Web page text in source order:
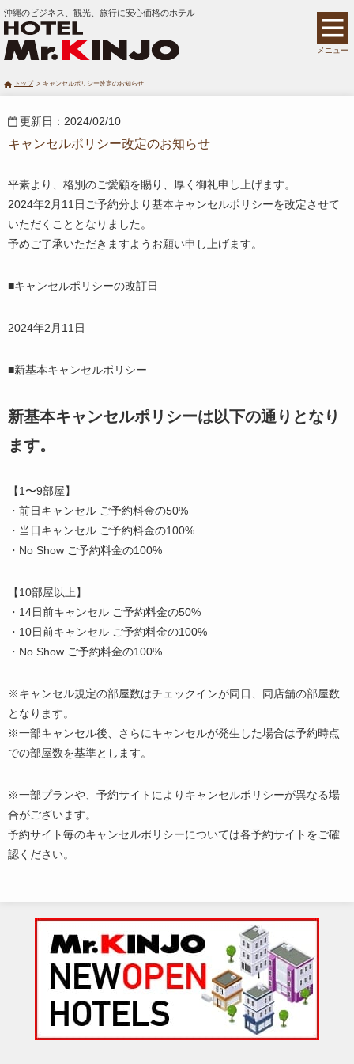
沖縄のビジネス、観光、旅行に安心価格のホテル
メニュー
トップ キャンセルポリシー改定のお知らせ
更新日：2024/02/10
キャンセルポリシー改定のお知らせ
平素より、格別のご愛顧を賜り、厚く御礼申し上げます。
2024年2月11日ご予約分より基本キャンセルポリシーを改定させて
いただくこととなりました。
予めご了承いただきますようお願い申し上げます。
■キャンセルポリシーの改訂日
2024年2月11日
■新基本キャンセルポリシー
新基本キャンセルポリシーは以下の通りとなり
ます。
【1〜9部屋】
・前日キャンセル ご予約料金の50%
・当日キャンセル ご予約料金の100%
・No Show ご予約料金の100%
【10部屋以上】
・14日前キャンセル ご予約料金の50%
・10日前キャンセル ご予約料金の100%
・No Show ご予約料金の100%
※キャンセル規定の部屋数はチェックインが同日、同店舗の部屋数
となります。
※一部キャンセル後、さらにキャンセルが発生した場合は予約時点
での部屋数を基準とします。
※一部プランや、予約サイトによりキャンセルポリシーが異なる場
合がございます。
予約サイト毎のキャンセルポリシーについては各予約サイトをご確
認ください。